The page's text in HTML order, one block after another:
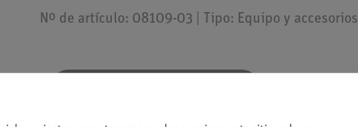
Nº de artículo: 08109-03 | Tipo: Equipo y accesorios